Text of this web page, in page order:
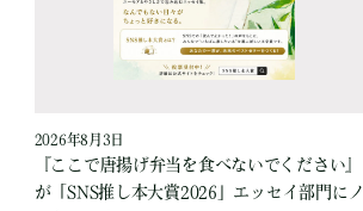
2026年8月3日
『ここで唐揚げ弁当を食べないでください』
が「SNS推し本大賞2026」エッセイ部門にノ